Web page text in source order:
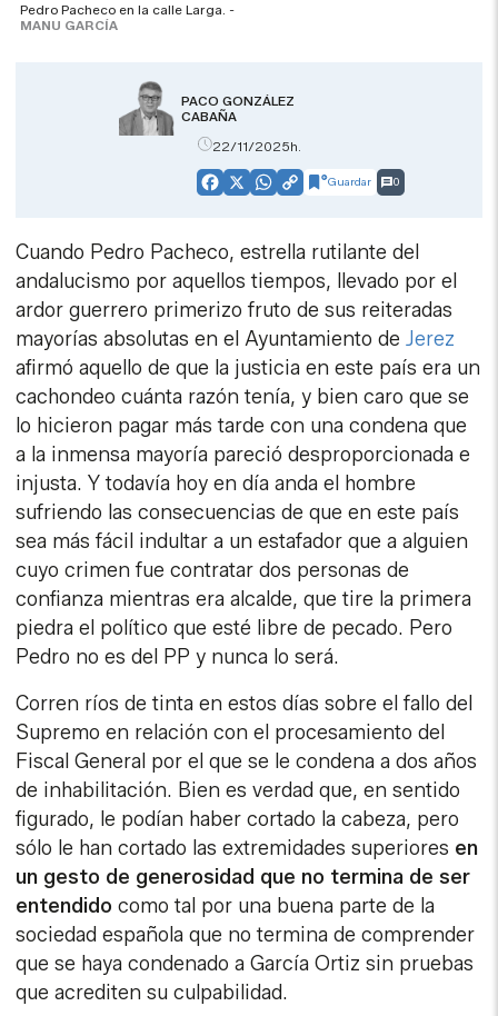
Pedro Pacheco en la calle Larga. -
MANU GARCÍA
PACO GONZÁLEZ
CABAÑA
22/11/2025h.
Facebook
X WhatsApp
CopyGuardar 0
Cuando Pedro Pacheco, estrella rutilante del
andalucismo por aquellos tiempos, llevado por el
ardor guerrero primerizo fruto de sus reiteradas
mayorías absolutas en el Ayuntamiento deJerez
afirmó aquello de que la justicia en este país era un
cachondeo cuánta razón tenía, y bien caro que se
lo hicieron pagar más tarde con una condena que
a la inmensa mayoría pareció desproporcionada e
injusta. Y todavía hoy en día anda el hombre
sufriendo las consecuencias de que en este país
sea más fácil indultar a un estafador que a alguien
cuyo crimen fue contratar dos personas de
confianza mientras era alcalde, que tire la primera
piedra el político que esté libre de pecado. Pero
Pedro no es del PP y nunca lo será.
Corren ríos de tinta en estos días sobre el fallo del
Supremo en relación con el procesamiento del
Fiscal General por el que se le condena a dos años
de inhabilitación. Bien es verdad que, en sentido
figurado, le podían haber cortado la cabeza, pero
sólo le han cortado las extremidades superiores en
un gesto de generosidad que no termina de ser
entendidocomo tal por una buena parte de la
sociedad española que no termina de comprender
que se haya condenado a García Ortiz sin pruebas
que acrediten su culpabilidad.